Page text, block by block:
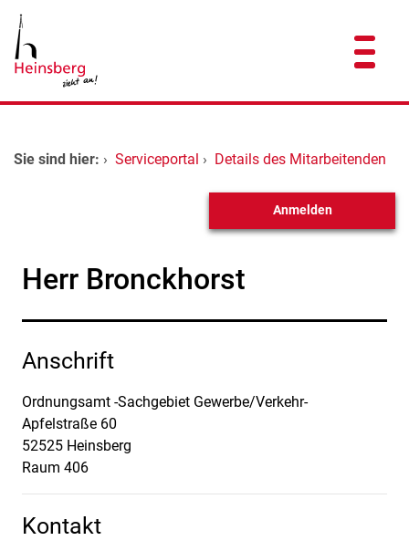
Zum Hauptinhalt springen
Zum Header
Zum Hauptinhalt
Zum Footer
Dienstleistungen A-Z
Sie sind hier: › Serviceportal › Details des Mitarbeitenden
Anmelden
Herr Bronckhorst
Anschrift
Ordnungsamt -Sachgebiet Gewerbe/Verkehr-
Apfelstraße 60
52525 Heinsberg
Raum 406
Kontakt